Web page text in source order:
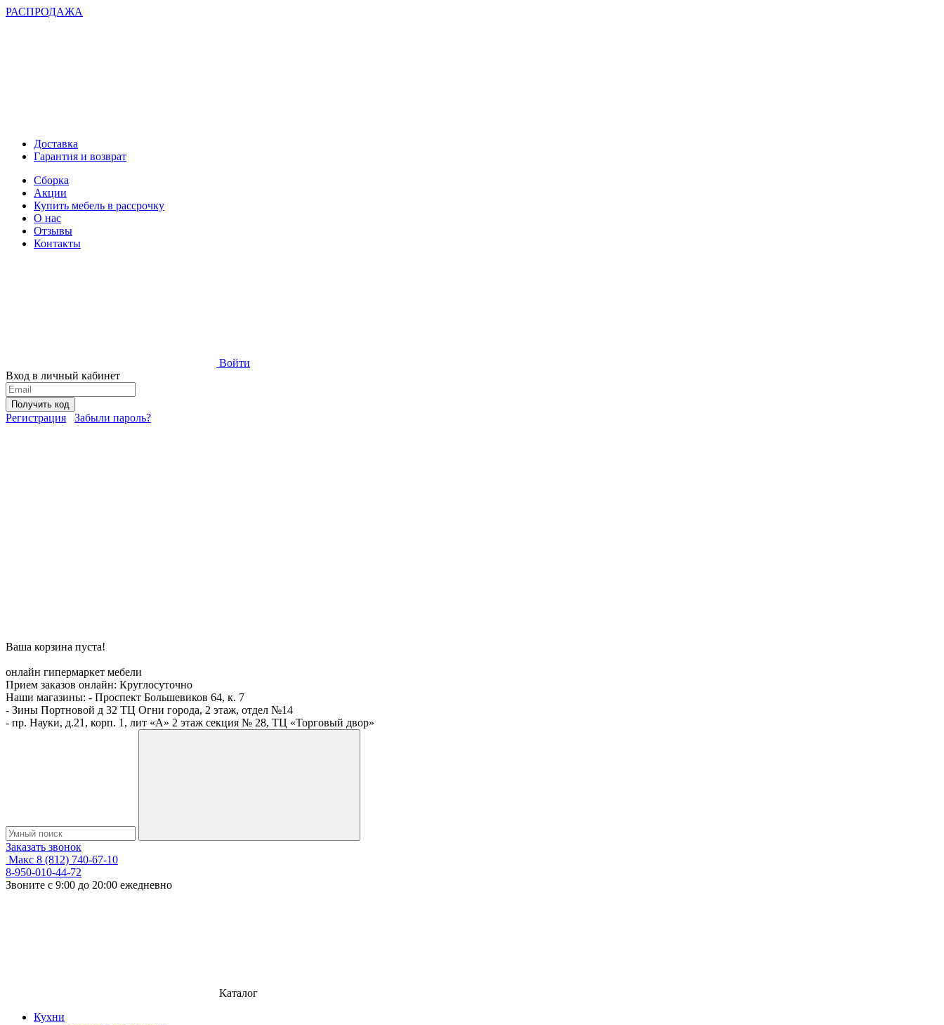
РАСПРОДАЖА
Доставка
Гарантия и возврат
Сборка
Акции
Купить мебель в рассрочку
О нас
Отзывы
Контакты
Войти
Вход в личный кабинет
Получить код
Регистрация Забыли пароль?
Ваша корзина пуста!
онлайн гипермаркет мебели
Прием заказов онлайн: Круглосуточно
Наши магазины: - Проспект Большевиков 64, к. 7
- Зины Портновой д 32 ТЦ Огни города, 2 этаж, отдел №14
- пр. Науки, д.21, корп. 1, лит «А» 2 этаж секция № 28, ТЦ «Торговый двор»
Заказать звонок
Макс 8 (812) 740-67-10
8-950-010-44-72
Звоните с 9:00 до 20:00 ежедневно
Каталог
Кухни